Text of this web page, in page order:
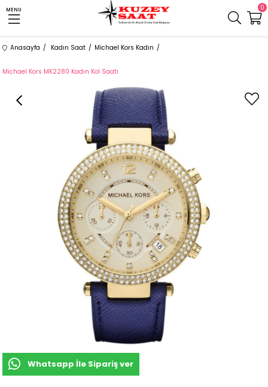
MENU 0
Anasayfa Kadın Saat Michael Kors Kadın
Michael Kors MK2280 Kadın Kol Saati
Whatsapp İle Sipariş ver